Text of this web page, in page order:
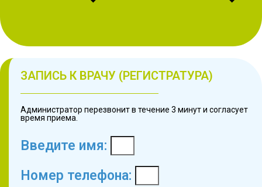
ЗАПИСЬ К ВРАЧУ (РЕГИСТРАТУРА)
Администратор перезвонит в течение 3 минут и согласует
время приема.
Введите имя:
Номер телефона: